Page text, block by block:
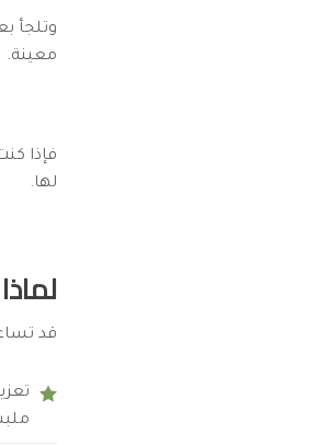
وتلجأ
معينة.
فإذا
لها.
قد